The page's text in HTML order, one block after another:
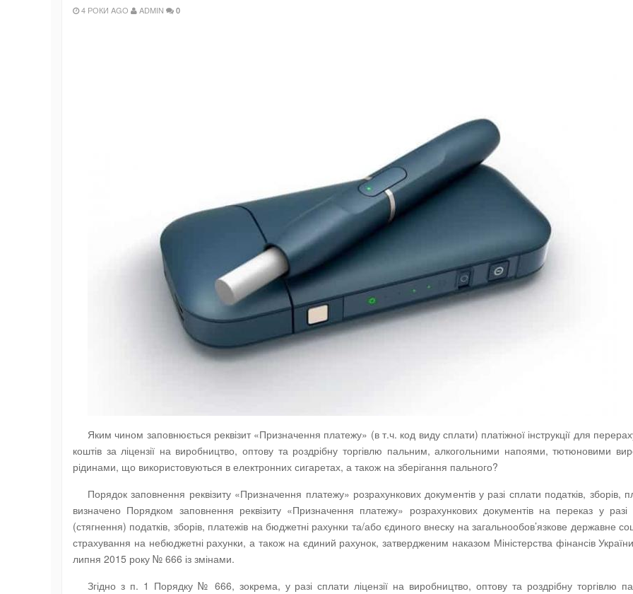
4 РОКИ AGO ADMIN 0
Яким чином заповнюється реквізит «Призначення платежу» (в т.ч. код виду сплати) платіжної інструкції для
коштів за ліцензії на виробництво, оптову та роздрібну торгівлю пальним, алкогольними напоями, тютюновими
рідинами, що використовуються в електронних сигаретах, а також на зберігання пального?
Порядок заповнення реквізиту «Призначення платежу» розрахункових документів у разі сплати податків, зборів,
визначено Порядком заповнення реквізиту «Призначення платежу» розрахункових документів на переказ у разі
(стягнення) податків, зборів, платежів на бюджетні рахунки та/або єдиного внеску на загальнообов’язкове державне
страхування на небюджетні рахунки, а також на єдиний рахунок, затвердженим наказом Міністерства фінансів
липня 2015 року № 666 із змінами.
Згідно з п. 1 Порядку № 666, зокрема, у разі сплати ліцензії на виробництво, оптову та роздрібну торгівлю